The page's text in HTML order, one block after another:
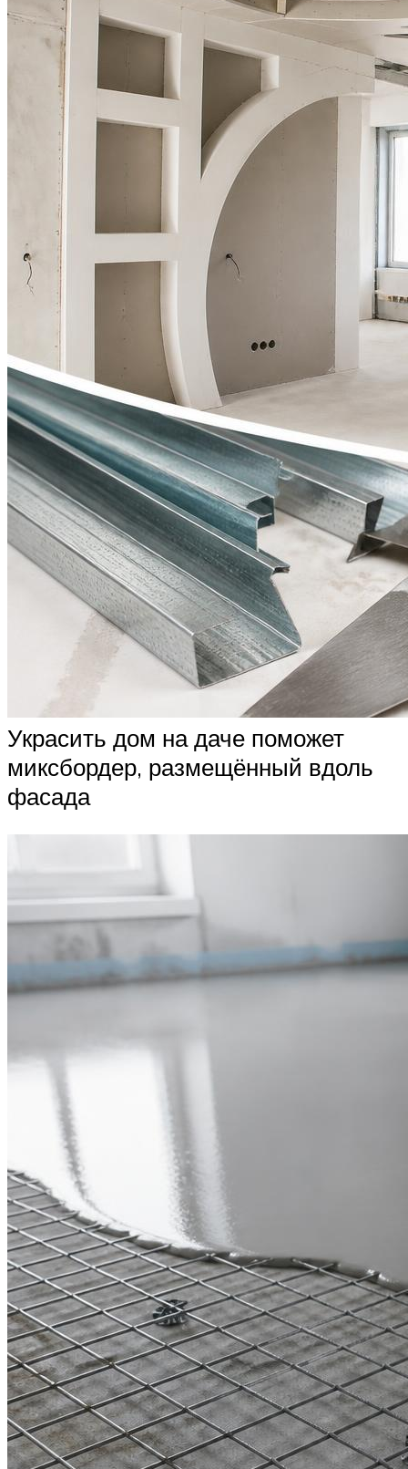
Украсить дом на даче поможет
миксбордер, размещённый вдоль
фасада